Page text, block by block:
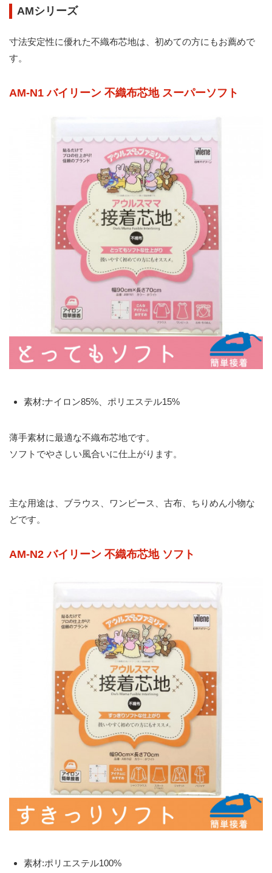
AMシリーズ
寸法安定性に優れた不織布芯地は、初めての方にもお薦めで
す。
AM-N1 バイリーン 不織布芯地 スーパーソフト
素材:ナイロン85%、ポリエステル15%
薄手素材に最適な不織布芯地です。
ソフトでやさしい風合いに仕上がります。
主な用途は、ブラウス、ワンピース、古布、ちりめん小物な
どです。
AM-N2 バイリーン 不織布芯地 ソフト
素材:ポリエステル100%